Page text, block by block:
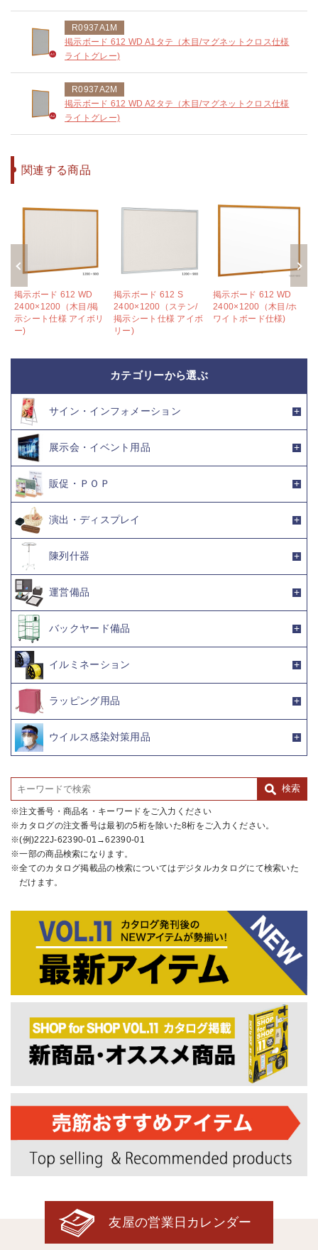
R0937A1M
掲示ボード 612 WD A1タテ（木目/マグネットクロス仕様
ライトグレー)
R0937A2M
掲示ボード 612 WD A2タテ（木目/マグネットクロス仕様
ライトグレー)
関連する商品
掲示ボード 612 WD
2400×1200（木目/掲
示シート仕様 アイボリ
ー)
掲示ボード 612 S
2400×1200（ステン/
掲示シート仕様 アイボ
リー)
掲示ボード 612 WD
2400×1200（木目/ホ
ワイトボード仕様)
カテゴリーから選ぶ
サイン・インフォメーション
展示会・イベント用品
販促・ＰＯＰ
演出・ディスプレイ
陳列什器
運営備品
バックヤード備品
イルミネーション
ラッピング用品
ウイルス感染対策用品
注文番号・商品名・キーワードをご入力ください
カタログの注文番号は最初の5桁を除いた8桁をご入力ください。
(例)222J-62390-01→62390-01
一部の商品検索になります。
全てのカタログ掲載品の検索についてはデジタルカタログにて検索いた
だけます。
友屋の営業日カレンダー